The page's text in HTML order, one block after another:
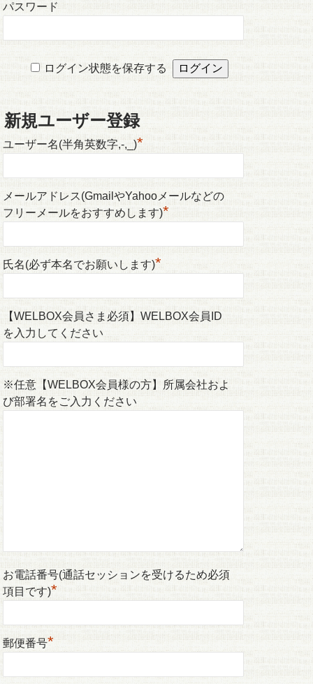
パスワード
ログイン状態を保存する
新規ユーザー登録
ユーザー名(半角英数字,-,_)*
メールアドレス(GmailやYahooメールなどの
フリーメールをおすすめします)*
氏名(必ず本名でお願いします)*
【WELBOX会員さま必須】WELBOX会員ID
を入力してください
※任意【WELBOX会員様の方】所属会社およ
び部署名をご入力ください
お電話番号(通話セッションを受けるため必須
項目です)*
郵便番号*